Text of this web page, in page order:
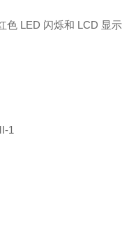
色 LED 闪烁和 LCD 显示
1